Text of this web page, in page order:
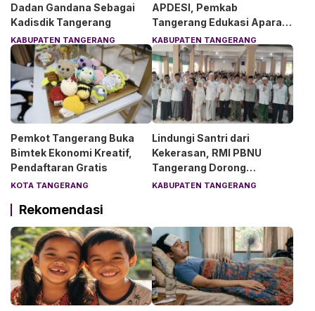
Dadan Gandana Sebagai
Kadisdik Tangerang
KABUPATEN TANGERANG
APDESI, Pemkab
Tangerang Edukasi Aparat
Desa Soal Hukum
KABUPATEN TANGERANG
Pemkot Tangerang Buka
Bimtek Ekonomi Kreatif,
Pendaftaran Gratis
KOTA TANGERANG
Lindungi Santri dari
Kekerasan, RMI PBNU
Tangerang Dorong
Lingkungan Pesantren
KABUPATEN TANGERANG
Rekomendasi